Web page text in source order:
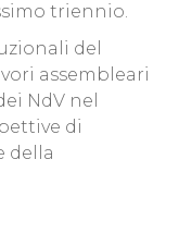
triennio.
del
assembleari
NdV nel
di
della